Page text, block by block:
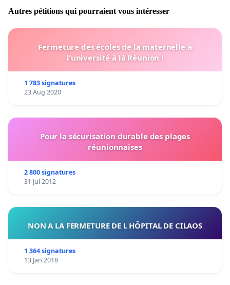
Autres pétitions qui pourraient vous intéresser
Fermeture des écoles de la maternelle à
l’université à là Réunion !
1 783 signatures
23 Aug 2020
Pour la sécurisation durable des plages
réunionnaises
2 800 signatures
31 Jul 2012
NON A LA FERMETURE DE L HÔPITAL DE CILAOS
1 364 signatures
13 Jan 2018